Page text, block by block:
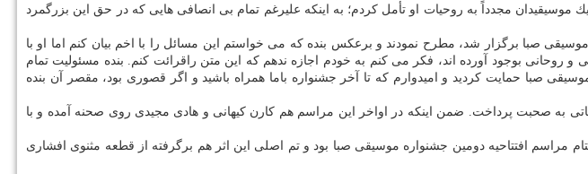
مجدداً به روحیات او تأمل كردم؛ به اینكه علیرغم تمام بی انصافی هایی كه در حق این بزرگمرد
صبا برگزار شد، مطرح نمودند و برعكس بنده كه می خواستم این مسائل را با اخم بیان كنم اما او با
روحانی بوجود آورده اند، فكر می كنم به خودم اجازه ندهم كه این متن راقرائت كنم. بنده مسئولیت تمام
صبا حمایت كردید و امیدوارم كه تا آخر جشنواره باما همراه باشید و اگر قصوری بود، مقصر آن بنده
صحبت پرداخت. ضمن اینكه در اواخر این مراسم هم كارن كیهانی و هادی مجیدی روی صحنه آمده و با
افتتاحیه دومین جشنواره موسیقی صبا بود و تم اصلی این اثر هم برگرفته از قطعه مثنوی افشاری